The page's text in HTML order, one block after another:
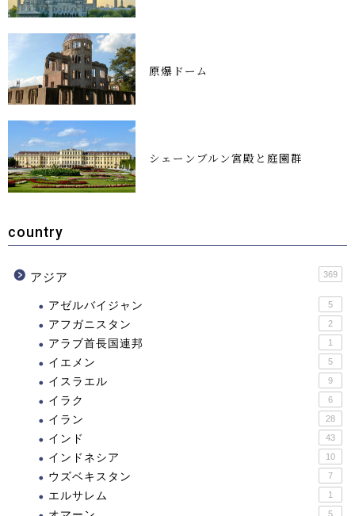
原爆ドーム
シェーンブルン宮殿と庭園群
country
アジア 369
アゼルバイジャン 5
アフガニスタン 2
アラブ首長国連邦 1
イエメン 5
イスラエル 9
イラク 6
イラン 28
インド 43
インドネシア 10
ウズベキスタン 7
エルサレム 1
5